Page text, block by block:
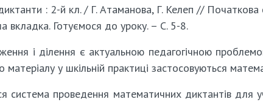
: 2-й кл. / Г. Атаманова, Г. Келеп // Початкова
Готуємося до уроку. – С. 5-8.
і ділення є актуальною педагогічною
у шкільній практиці застосовуються
система проведення математичних диктантів для